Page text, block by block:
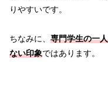
りやすいです。
ちなみに、 専門学生の一
ない印象ではあります。